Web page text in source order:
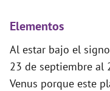
Elementos
Al estar bajo el
23 de septiembre al
Venus porque este